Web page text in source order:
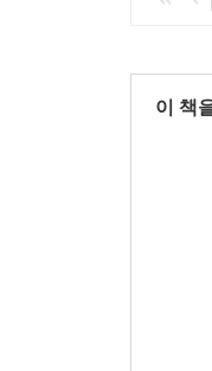
이 책